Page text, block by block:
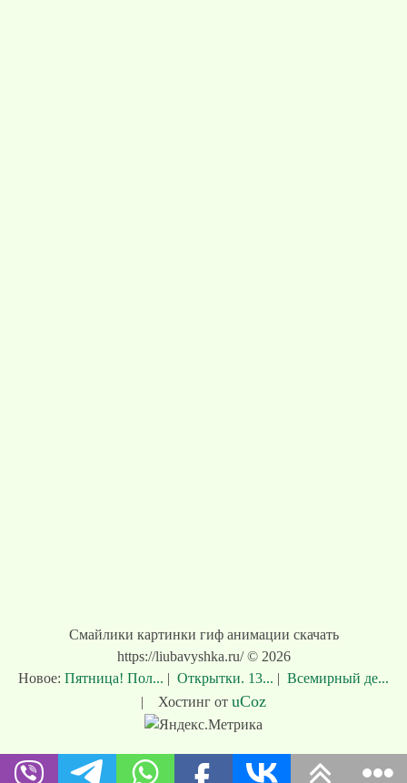
Смайлики картинки гиф анимации скачать
https://liubavyshka.ru/ © 2026
Новое: Пятница! Пол... | Открытки. 13... | Всемирный де...
|
Хостинг от uCoz